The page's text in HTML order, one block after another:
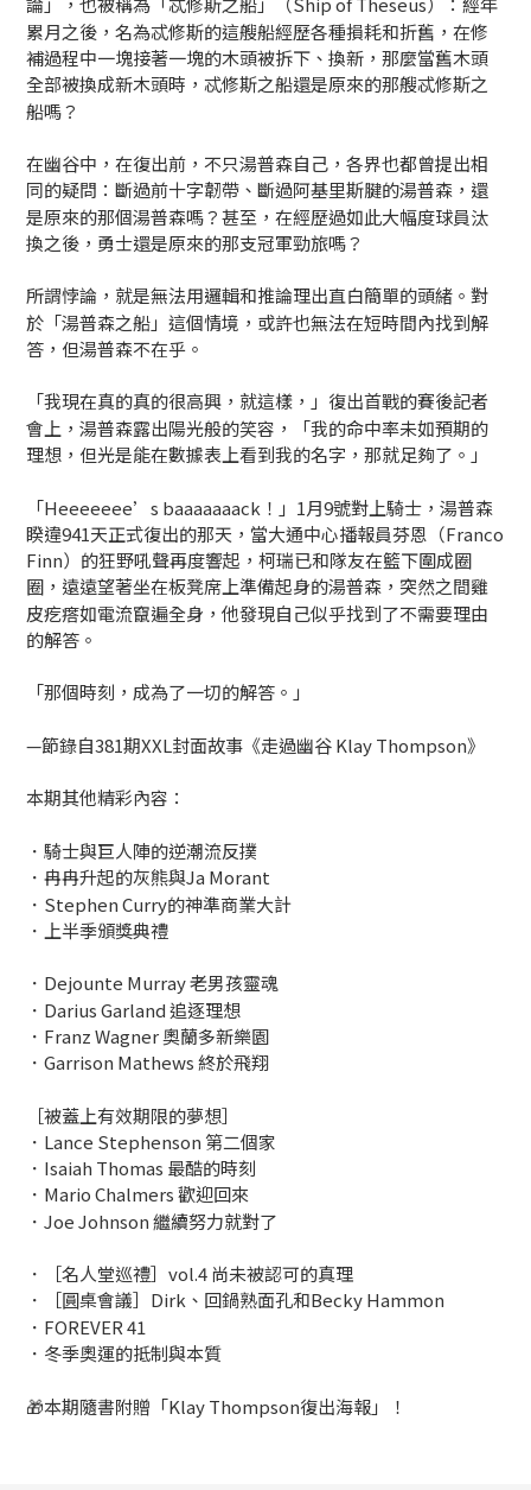
論」，也被稱為「忒修斯之船」（Ship of Theseus）：經年
累月之後，名為忒修斯的這艘船經歷各種損耗和折舊，在修
補過程中一塊接著一塊的木頭被拆下、換新，那麼當舊木頭
全部被換成新木頭時，忒修斯之船還是原來的那艘忒修斯之
船嗎？
在幽谷中，在復出前，不只湯普森自己，各界也都曾提出相
同的疑問：斷過前十字韌帶、斷過阿基里斯腱的湯普森，還
是原來的那個湯普森嗎？甚至，在經歷過如此大幅度球員汰
換之後，勇士還是原來的那支冠軍勁旅嗎？
所謂悖論，就是無法用邏輯和推論理出直白簡單的頭緒。對
於「湯普森之船」這個情境，或許也無法在短時間內找到解
答，但湯普森不在乎。
「我現在真的真的很高興，就這樣，」復出首戰的賽後記者
會上，湯普森露出陽光般的笑容，「我的命中率未如預期的
理想，但光是能在數據表上看到我的名字，那就足夠了。」
「Heeeeeee’s baaaaaaack！」1月9號對上騎士，湯普森
睽違941天正式復出的那天，當大通中心播報員芬恩（Franco
Finn）的狂野吼聲再度響起，柯瑞已和隊友在籃下圍成圈
圈，遠遠望著坐在板凳席上準備起身的湯普森，突然之間雞
皮疙瘩如電流竄遍全身，他發現自己似乎找到了不需要理由
的解答。
「那個時刻，成為了一切的解答。」
—節錄自381期XXL封面故事《走過幽谷 Klay Thompson》
本期其他精彩內容：
．騎士與巨人陣的逆潮流反撲
．冉冉升起的灰熊與Ja Morant
．Stephen Curry的神準商業大計
．上半季頒獎典禮
．Dejounte Murray 老男孩靈魂
．Darius Garland 追逐理想
．Franz Wagner 奧蘭多新樂園
．Garrison Mathews 終於飛翔
［被蓋上有效期限的夢想］
．Lance Stephenson 第二個家
．Isaiah Thomas 最酷的時刻
．Mario Chalmers 歡迎回來
．Joe Johnson 繼續努力就對了
．［名人堂巡禮］vol.4 尚未被認可的真理
．［圓桌會議］Dirk、回鍋熟面孔和Becky Hammon
．FOREVER 41
．冬季奧運的抵制與本質
🎁本期隨書附贈「Klay Thompson復出海報」！